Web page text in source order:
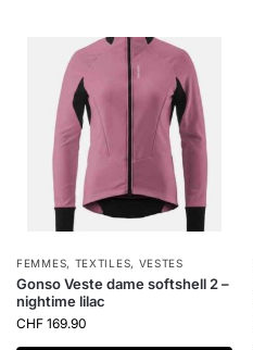
FEMMES, TEXTILES, VESTES
Gonso Veste dame softshell 2 –
nightime lilac
CHF 169.90